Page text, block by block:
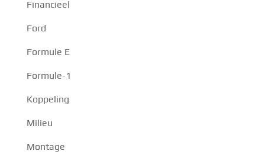
Financieel
Ford
Formule E
Formule-1
Koppeling
Milieu
Montage